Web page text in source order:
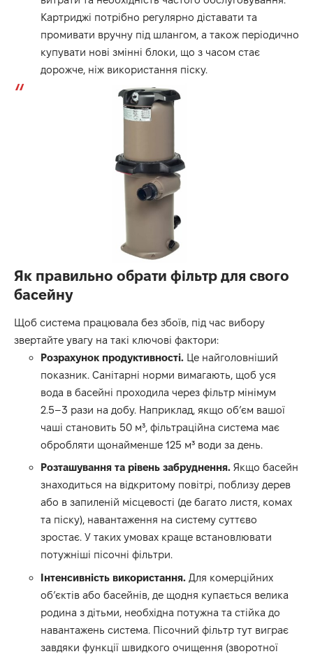
Картриджі потрібно регулярно діставати та
промивати вручну під шлангом, а також періодично
купувати нові змінні блоки, що з часом стає
дорожче, ніж використання піску.
Як правильно обрати фільтр для свого
басейну
Щоб система працювала без збоїв, під час вибору
звертайте увагу на такі ключові фактори:
Розрахунок продуктивності.Це найголовніший
показник. Санітарні норми вимагають, щоб уся
вода в басейні проходила через фільтр мінімум
2.5–3 рази на добу. Наприклад, якщо об’єм вашої
чаші становить 50 м³, фільтраційна система має
обробляти щонайменше 125 м³ води за день.
Розташування та рівень забруднення.Якщо басейн
знаходиться на відкритому повітрі, поблизу дерев
або в запиленій місцевості (де багато листя, комах
та піску), навантаження на систему суттєво
зростає. У таких умовах краще встановлювати
потужніші пісочні фільтри.
Інтенсивність використання.Для комерційних
об’єктів або басейнів, де щодня купається велика
родина з дітьми, необхідна потужна та стійка до
навантажень система. Пісочний фільтр тут виграє
завдяки функції швидкого очищення (зворотної